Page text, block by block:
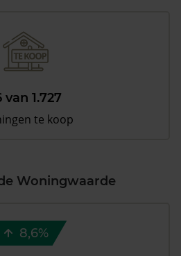
van 1.727
te koop
Woningwaarde
8,6%